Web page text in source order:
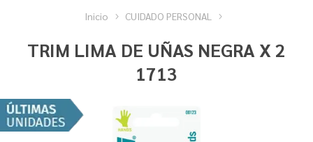
Inicio CUIDADO PERSONAL
TRIM LIMA DE UÑAS NEGRA X 2
1713